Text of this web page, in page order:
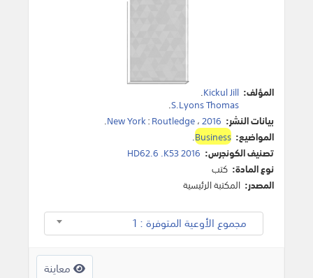
المؤلف: Kickul Jill
.
S.Lyons Thomas
.
بيانات النشر:
New York:Routledge،2016
.
المواضيع: Business
.
تصنيف الكونجرس: HD62.6 .K53 2016
نوع المادة: كتب
المصدر: المكتبة الرئيسية
مجموع الأوعية المتوفرة : 1
معاينة